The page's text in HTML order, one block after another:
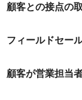
顧客との接点の
フィールドセー
顧客が営業担当